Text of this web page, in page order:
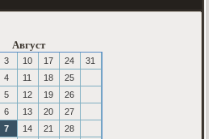
Август
3 10 17 24
31
4 11 18
25
5 12 19
26
6 13 20
27
7 14 21
28